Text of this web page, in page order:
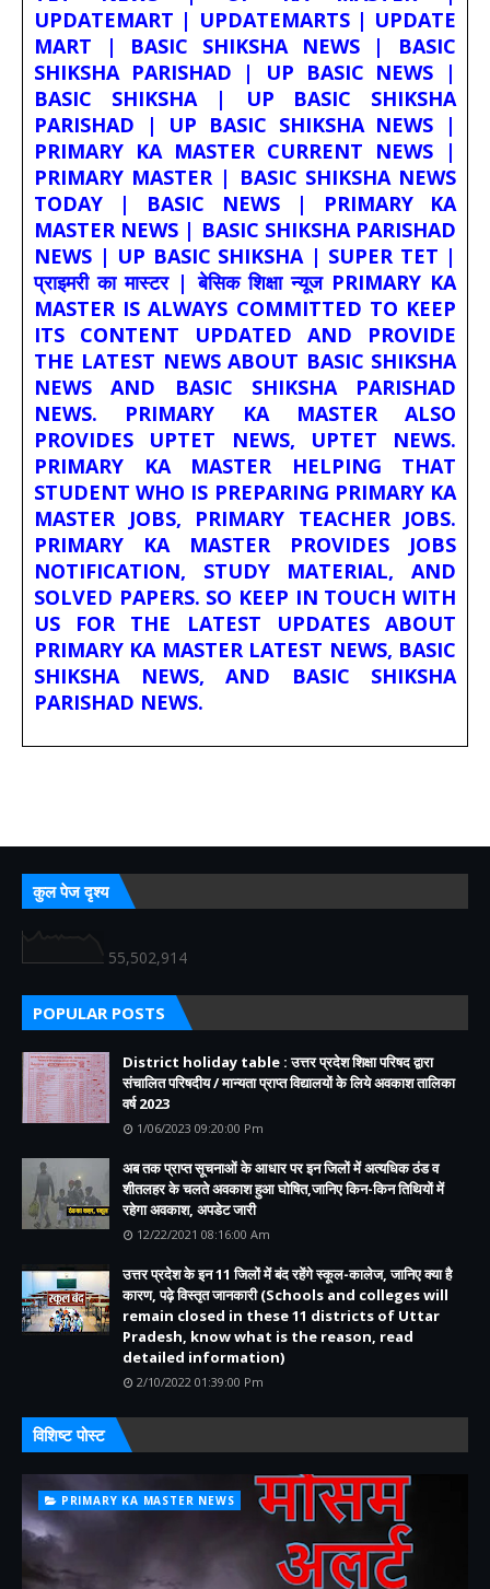
UPDATEMART | UPDATEMARTS | UPDATE
MART | BASIC SHIKSHA NEWS | BASIC
SHIKSHA PARISHAD | UP BASIC NEWS |
BASIC SHIKSHA | UP BASIC SHIKSHA
PARISHAD | UP BASIC SHIKSHA NEWS |
PRIMARY KA MASTER CURRENT NEWS |
PRIMARY MASTER | BASIC SHIKSHA NEWS
TODAY | BASIC NEWS | PRIMARY KA
MASTER NEWS | BASIC SHIKSHA PARISHAD
NEWS | UP BASIC SHIKSHA | SUPER TET |
प्राइमरी का मास्टर | बेसिक शिक्षा न्यूज PRIMARY KA
MASTER IS ALWAYS COMMITTED TO KEEP
ITS CONTENT UPDATED AND PROVIDE
THE LATEST NEWS ABOUT BASIC SHIKSHA
NEWS AND BASIC SHIKSHA PARISHAD
NEWS. PRIMARY KA MASTER ALSO
PROVIDES UPTET NEWS, UPTET NEWS.
PRIMARY KA MASTER HELPING THAT
STUDENT WHO IS PREPARING PRIMARY KA
MASTER JOBS, PRIMARY TEACHER JOBS.
PRIMARY KA MASTER PROVIDES JOBS
NOTIFICATION, STUDY MATERIAL, AND
SOLVED PAPERS. SO KEEP IN TOUCH WITH
US FOR THE LATEST UPDATES ABOUT
PRIMARY KA MASTER LATEST NEWS, BASIC
SHIKSHA NEWS, AND BASIC SHIKSHA
PARISHAD NEWS.
कुल पेज दृश्य
55,502,914
POPULAR POSTS
District holiday table : उत्तर प्रदेश शिक्षा परिषद द्वारा
संचालित परिषदीय / मान्यता प्राप्त विद्यालयों के लिये अवकाश तालिका
वर्ष 2023
1/06/2023 09:20:00 Pm
अब तक प्राप्त सूचनाओं के आधार पर इन जिलों में अत्यधिक ठंड व
शीतलहर के चलते अवकाश हुआ घोषित,जानिए किन-किन तिथियों में
रहेगा अवकाश, अपडेट जारी
12/22/2021 08:16:00 Am
उत्तर प्रदेश के इन 11 जिलों में बंद रहेंगे स्कूल-कालेज, जानिए क्या है
कारण, पढ़े विस्तृत जानकारी (Schools and colleges will
remain closed in these 11 districts of Uttar
Pradesh, know what is the reason, read
detailed information)
2/10/2022 01:39:00 Pm
विशिष्ट पोस्ट
PRIMARY KA MASTER NEWS